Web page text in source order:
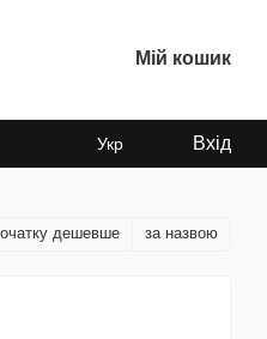
Мій кошик
Укр Вхід
дешевше за назвою